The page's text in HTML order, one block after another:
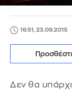
16:51, 23.09.2015
Δεν θα